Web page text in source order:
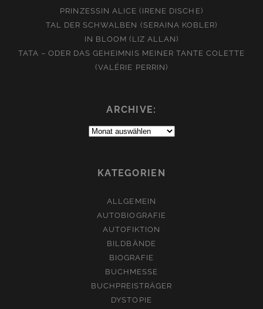
PRINZESSIN ALICE (IRENE DISCHE)
TAL DER SCHWALBEN (SERAINA KOBLER)
IN BLOOM (LIZ ALLAN)
TATA – ODER DAS GEHEIMNIS MEINER TANTE COLETTE
(VALÉRIE PERRIN)
ARCHIVE:
Archive:
KATEGORIEN
ALLGEMEIN
AUTOBIOGRAFIE
AUTOFIKTION
BILDBÄNDE
BIOGRAFIE
BUCHMESSE
BUCHPREISTRÄGER
DYSTOPIE